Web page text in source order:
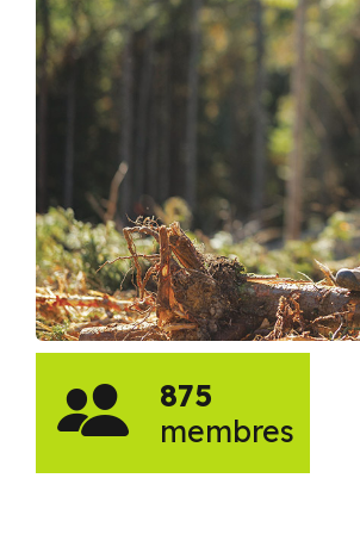
875
membres